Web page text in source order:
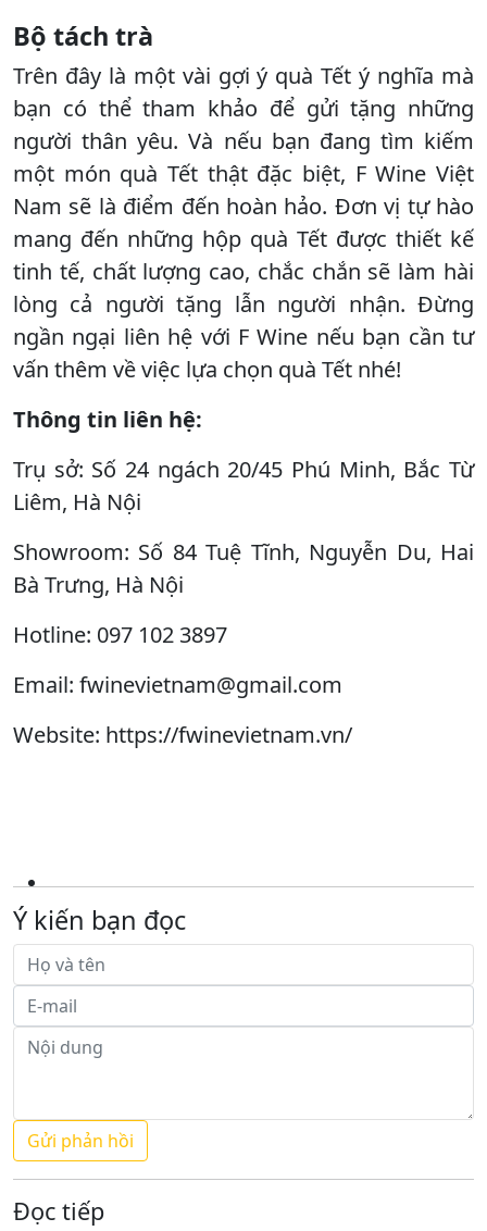
Bộ tách trà
Trên đây là một vài gợi ý quà Tết ý nghĩa mà
bạn có thể tham khảo để gửi tặng những
người thân yêu. Và nếu bạn đang tìm kiếm
một món quà Tết thật đặc biệt, F Wine Việt
Nam sẽ là điểm đến hoàn hảo. Đơn vị tự hào
mang đến những hộp quà Tết được thiết kế
tinh tế, chất lượng cao, chắc chắn sẽ làm hài
lòng cả người tặng lẫn người nhận. Đừng
ngần ngại liên hệ với F Wine nếu bạn cần tư
vấn thêm về việc lựa chọn quà Tết nhé!
Thông tin liên hệ:
Trụ sở: Số 24 ngách 20/45 Phú Minh, Bắc Từ
Liêm, Hà Nội
Showroom: Số 84 Tuệ Tĩnh, Nguyễn Du, Hai
Bà Trưng, Hà Nội
Hotline: 097 102 3897
Email: fwinevietnam@gmail.com
Website: https://fwinevietnam.vn/
Ý kiến bạn đọc
Đọc tiếp